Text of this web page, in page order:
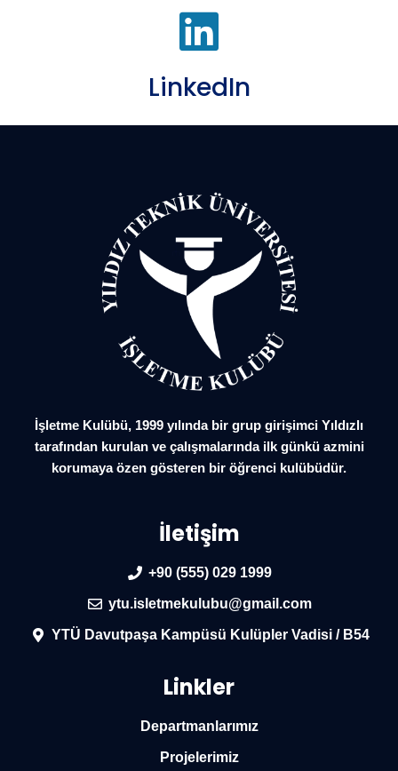
LinkedIn
İşletme Kulübü, 1999 yılında bir grup girişimci Yıldızlı
tarafından kurulan ve çalışmalarında ilk günkü azmini
korumaya özen gösteren bir öğrenci kulübüdür.
İletişim
+90 (555) 029 1999
ytu.isletmekulubu@gmail.com
YTÜ Davutpaşa Kampüsü Kulüpler Vadisi / B54
Linkler
Departmanlarımız
Projelerimiz